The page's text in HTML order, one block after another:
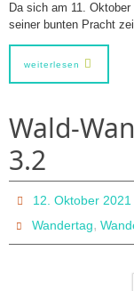
Da sich am 11.
seiner bunten Pracht
weiterlesen
Wald-
3.2
12. Oktober 2021
Wandertag,